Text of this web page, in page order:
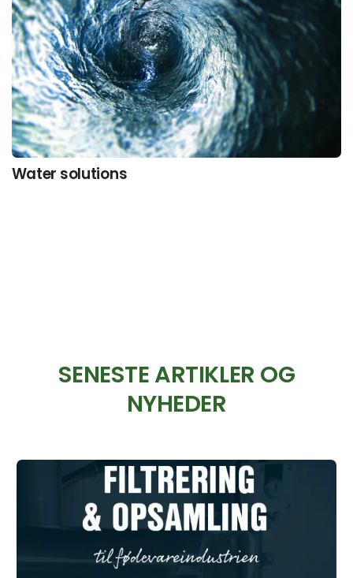
Water solutions
SENESTE ARTIKLER OG
NYHEDER